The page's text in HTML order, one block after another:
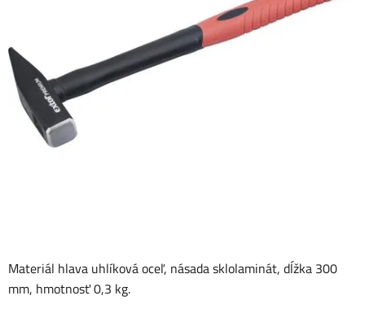
Materiál hlava uhlíková oceľ, násada sklolaminát, dĺžka 300
mm, hmotnosť 0,3 kg.